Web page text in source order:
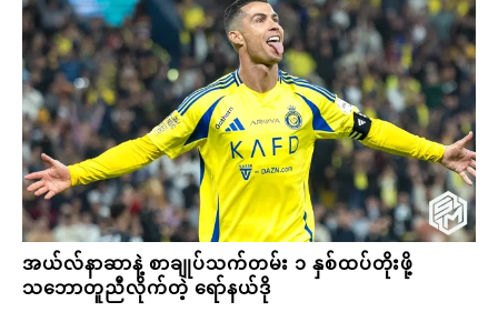
အယ်လ်နာဆာနဲ့ စာချုပ်သက်တမ်း ၁ နှစ်ထပ်တိုးဖို့
သဘောတူညီလိုက်တဲ့ ရော်နယ်ဒို